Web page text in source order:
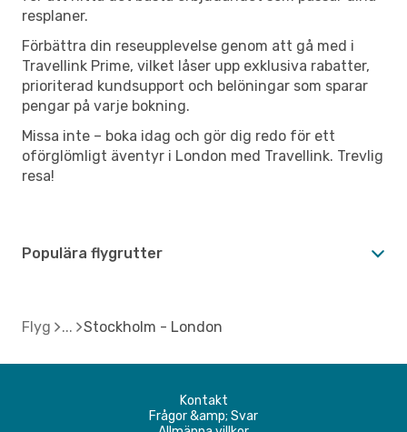
resplaner.
Förbättra din reseupplevelse genom att gå med i
Travellink Prime, vilket låser upp exklusiva rabatter,
prioriterad kundsupport och belöningar som sparar
pengar på varje bokning.
Missa inte – boka idag och gör dig redo för ett
oförglömligt äventyr i London med Travellink. Trevlig
resa!
Populära flygrutter
Flyg Stockholm - London
Kontakt
Frågor &amp; Svar